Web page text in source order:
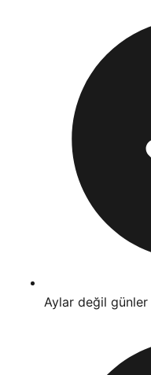
Aylar değil günler